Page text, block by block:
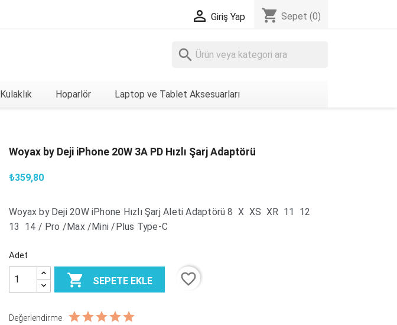
 Giriş Yap shopping_cart Sepet (0)
search
Kulaklık Hoparlör Laptop ve Tablet Aksesuarları
Woyax by Deji iPhone 20W 3A PD Hızlı Şarj Adaptörü
₺359,80
Woyax by Deji 20W iPhone Hızlı Şarj Aleti Adaptörü 8 X XS XR 11 12
13 14 / Pro /Max /Mini /Plus Type-C
Adet
 SEPETE EKLE favorite_border
Değerlendirme